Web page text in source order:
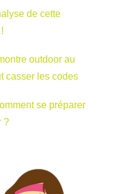
de cette
outdoor au
casser les codes
se préparer
?